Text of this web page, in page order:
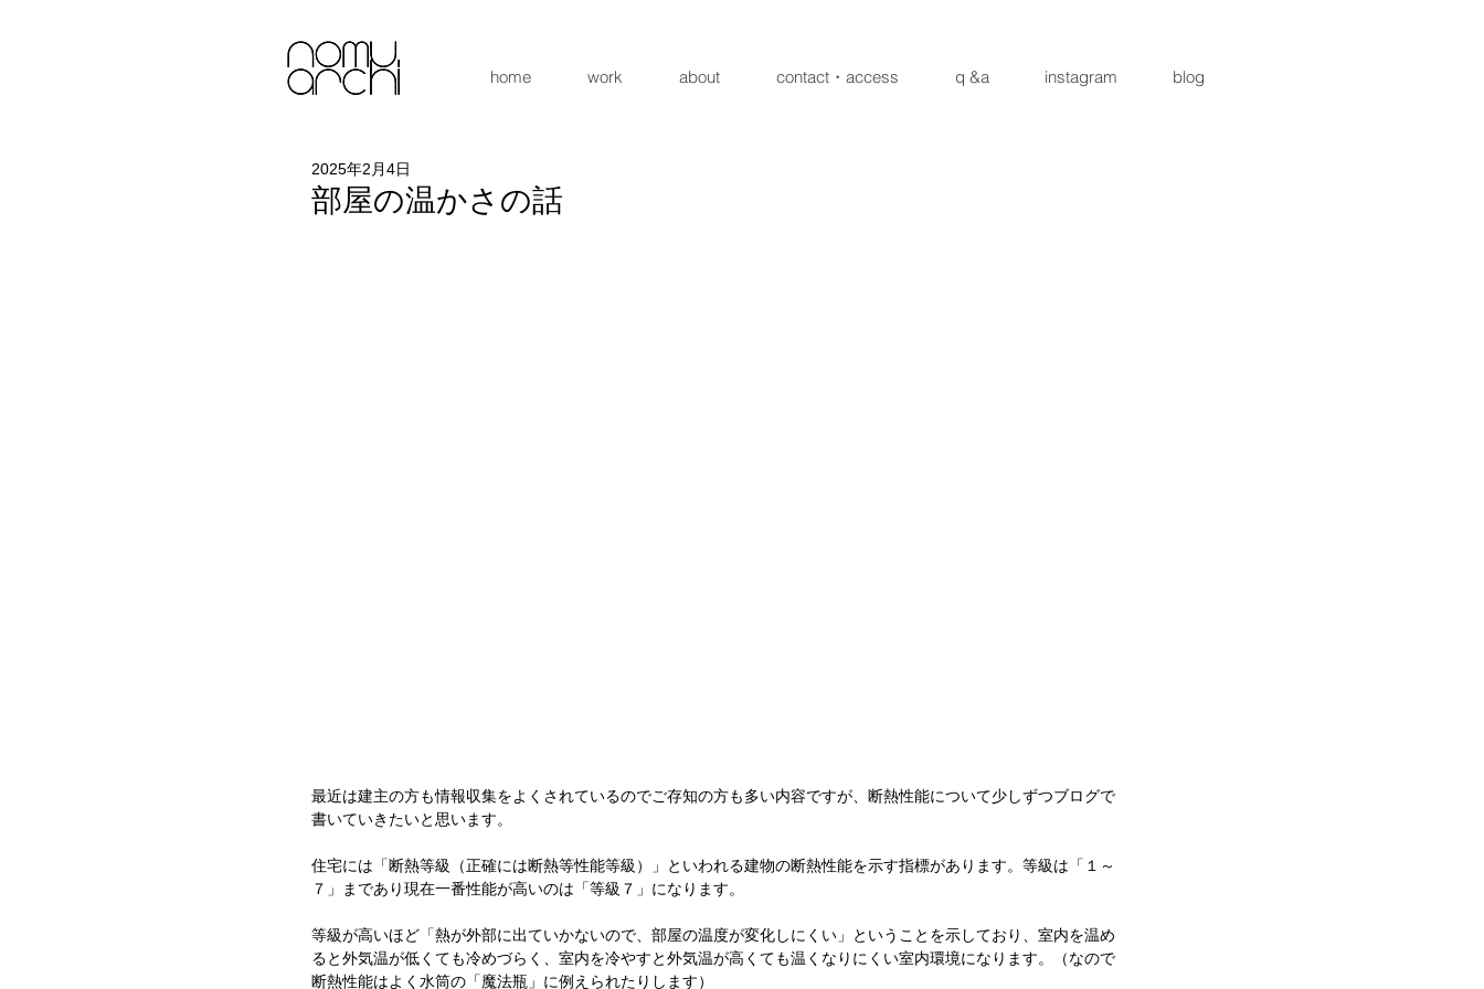
home work about contact・access q &a instagram blog
部屋の温かさの話
2025年2月4日
最近は建主の方も情報収集をよくされているのでご存知の方も多い内容ですが、断熱性能について少しずつブログで
書いていきたいと思います。
住宅には「断熱等級（正確には断熱等性能等級）」といわれる建物の断熱性能を示す指標があります。等級は「１～
７」まであり現在一番性能が高いのは「等級７」になります。
等級が高いほど「熱が外部に出ていかないので、部屋の温度が変化しにくい」ということを示しており、室内を温め
ると外気温が低くても冷めづらく、室内を冷やすと外気温が高くても温くなりにくい室内環境になります。（なので
断熱性能はよく水筒の「魔法瓶」に例えられたりします）